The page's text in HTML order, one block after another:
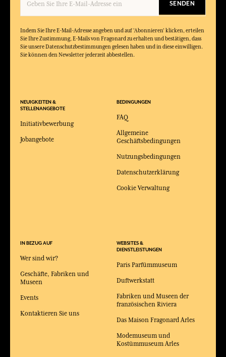
SENDEN
Indem Sie Ihre E-Mail-Adresse angeben und auf 'Abonnieren' klicken, erteilen
Sie Ihre Zustimmung, E-Mails von Fragonard zu erhalten und bestätigen, dass
Sie unsere Datenschutzbestimmungen gelesen haben und in diese einwilligen.
Sie können den Newsletter jederzeit abbestellen.
BEDINGUNGEN
FAQ
Allgemeine
Geschäftsbedingungen
Nutzungsbedingungen
Datenschutzerklärung
Cookie Verwaltung
WEBSITES &
DIENSTLEISTUNGEN
Paris Parfümmuseum
Duftwerkstatt
Fabriken und Museen der
französischen Riviera
Das Maison Fragonard Arles
Modemuseum und
Kostümmuseum Arles
IN BEZUG AUF
Wer sind wir?
Geschäfte, Fabriken und
Museen
Events
Kontaktieren Sie uns
NEUIGKEITEN &
STELLENANGEBOTE
Initiativbewerbung
Jobangebote